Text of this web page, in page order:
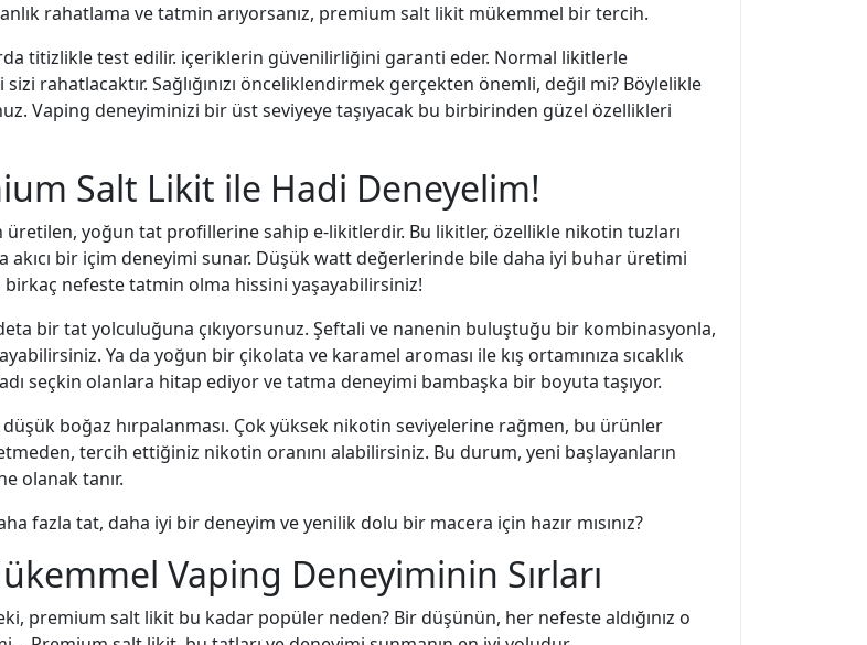
rahatlama ve tatmin arıyorsanız, premium salt likit mükemmel bir tercih.
titizlikle test edilir. içeriklerin güvenilirliğini garanti eder. Normal likitlerle
rahatlacaktır. Sağlığınızı önceliklendirmek gerçekten önemli, değil mi? Böylelikle
Vaping deneyiminizi bir üst seviyeye taşıyacak bu birbirinden güzel özellikleri
Salt Likit ile Hadi Deneyelim!
yoğun tat profillerine sahip e-likitlerdir. Bu likitler, özellikle nikotin tuzları
akıcı bir içim deneyimi sunar. Düşük watt değerlerinde bile daha iyi buhar üretimi
birkaç nefeste tatmin olma hissini yaşayabilirsiniz!
bir tat yolculuğuna çıkıyorsunuz. Şeftali ve nanenin buluştuğu bir kombinasyonla,
Ya da yoğun bir çikolata ve karamel aroması ile kış ortamınıza sıcaklık
seçkin olanlara hitap ediyor ve tatma deneyimi bambaşka bir boyuta taşıyor.
boğaz hırpalanması. Çok yüksek nikotin seviyelerine rağmen, bu ürünler
tercih ettiğiniz nikotin oranını alabilirsiniz. Bu durum, yeni başlayanların
olanak tanır.
fazla tat, daha iyi bir deneyim ve yenilik dolu bir macera için hazır mısınız?
Vaping Deneyiminin Sırları
premium salt likit bu kadar popüler neden? Bir düşünün, her nefeste aldığınız o